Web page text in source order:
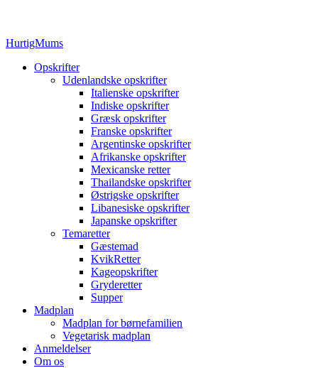
HurtigMums
Opskrifter
Udenlandske opskrifter
Italienske opskrifter
Indiske opskrifter
Græsk opskrifter
Franske opskrifter
Argentinske opskrifter
Afrikanske opskrifter
Mexicanske retter
Thailandske opskrifter
Østrigske opskrifter
Libanesiske opskrifter
Japanske opskrifter
Temaretter
Gæstemad
KvikRetter
Kageopskrifter
Gryderetter
Supper
Madplan
Madplan for børnefamilien
Vegetarisk madplan
Anmeldelser
Om os